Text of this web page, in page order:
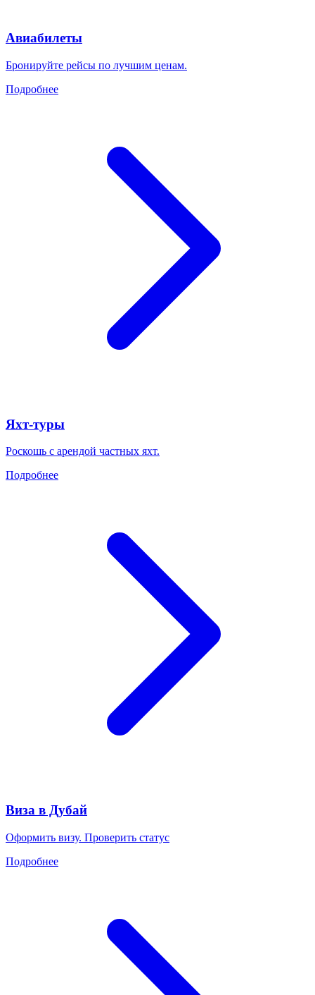
Авиабилеты
Бронируйте рейсы по лучшим ценам.
Подробнее
Яхт-туры
Роскошь с арендой частных яхт.
Подробнее
Виза в Дубай
Оформить визу. Проверить статус
Подробнее